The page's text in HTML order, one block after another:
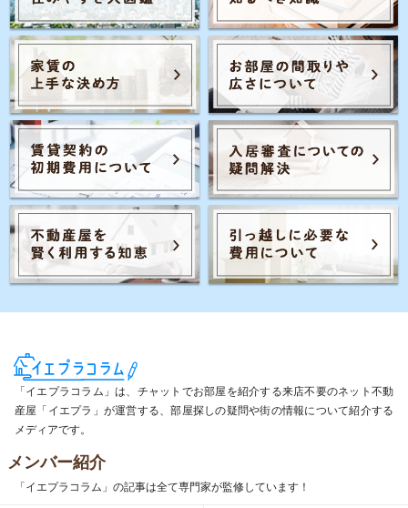
Posts navigation 2 …
「イエプラコラム」は、チャットでお部屋を紹介する来店不要のネット不動
産屋「イエプラ」が運営する、部屋探しの疑問や街の情報について紹介する
メディアです。
メンバー紹介
「イエプラコラム」の記事は全て専門家が監修しています！